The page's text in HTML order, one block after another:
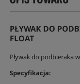
PŁYWAK DO
FLOAT
Pływak do podbieraka
Specyfikacja: